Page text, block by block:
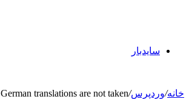
سایدبار
خانه/وردپرس/
German translations are not taken